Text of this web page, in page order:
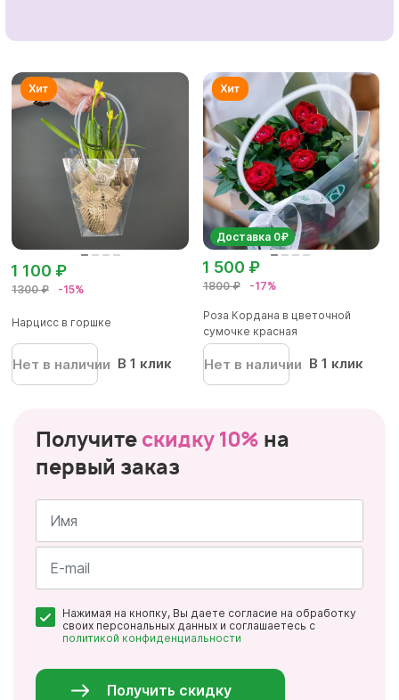
1300 ₽ -15%
1 100 ₽
Нарцисс в горшке
Нет в наличии В 1 клик
Доставка 0₽
1800 ₽ -17%
1 500 ₽
Роза Кордана в цветочной
сумочке красная
Нет в наличии В 1 клик
Получите скидку 10% на
первый заказ
Имя
*
Нажимая на кнопку, Вы даете согласие на обработку
своих персональных данных и соглашаетесь с
политикой конфиденциальности
Получить скидку